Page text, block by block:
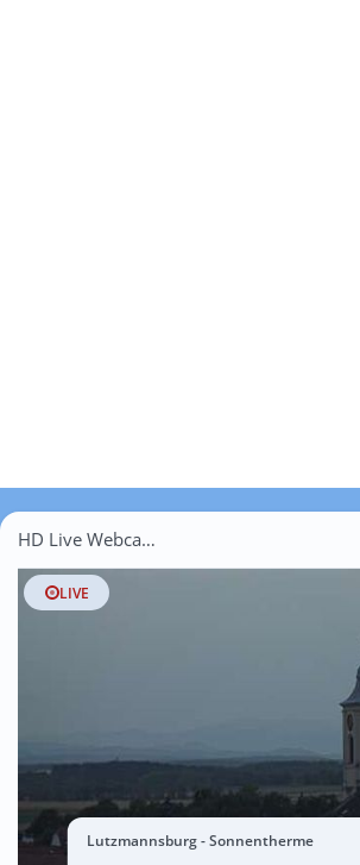
HD Live Webcams Újházmajor
LIVE
Lutzmannsburg - Sonnentherme